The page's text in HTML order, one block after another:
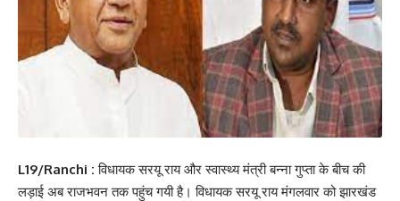
L19/Ranchi : विधायक सरयू राय और स्वास्थ्य मंत्री बन्ना गुप्ता के बीच की
लड़ाई अब राजभवन तक पहुंच गयी है। विधायक सरयू राय मंगलवार को झारखंड